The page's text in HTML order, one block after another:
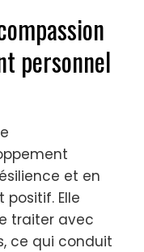
personnel
et en
Elle
traiter avec
ce qui conduit